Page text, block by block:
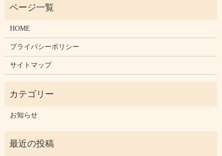
HOME
プライバシーポリシー
サイトマップ
お知らせ